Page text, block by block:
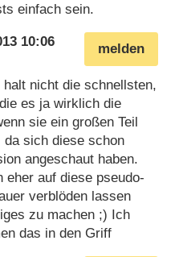
einfach sein.
melden
10:06
nicht die schnellsten,
es ja wirklich die
sie ein großen Teil
sich diese schon
angeschaut haben.
eher auf diese pseudo-
verblöden lassen
zu machen ;) Ich
das in den Griff